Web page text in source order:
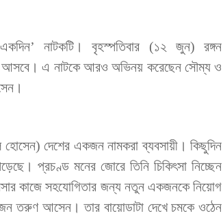
নাটকটি। বৃহস্পতিবার (১২ জুন) রঙ্গন
আসবে। এ নাটকে আরও অভিনয় করেছেন সৌম্য ও
দেশের একজন নামকরা ব্যবসায়ী। কিছুদিন
প্রচণ্ড মনের জোরে তিনি চিকিৎসা নিচ্ছেন
কাজে সহযোগিতার জন্য নতুন একজনকে নিয়োগ
তরুণ আসেন। তার বায়োডাটা দেখে চমকে ওঠেন